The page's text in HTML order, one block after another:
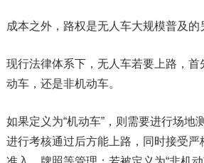
成本之外，路权是无人车大规模普及的
现行法律体系下，无人车若要上路，首
动车，还是非机动车。
如果定义为“机动车”，则需要进行场地
进行考核通过后方能上路，同时接受严